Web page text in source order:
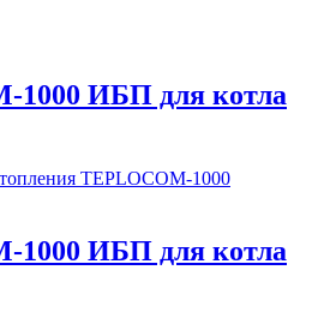
1000 ИБП для котла
1000 ИБП для котла